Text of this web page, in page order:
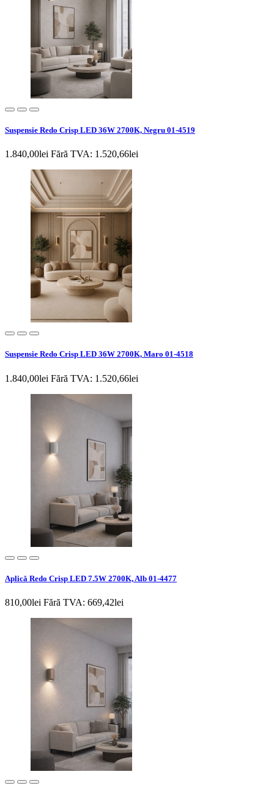
Suspensie Redo Crisp LED 36W 2700K, Negru 01-4519
1.840,00lei Fără TVA: 1.520,66lei
Suspensie Redo Crisp LED 36W 2700K, Maro 01-4518
1.840,00lei Fără TVA: 1.520,66lei
Aplică Redo Crisp LED 7.5W 2700K, Alb 01-4477
810,00lei Fără TVA: 669,42lei